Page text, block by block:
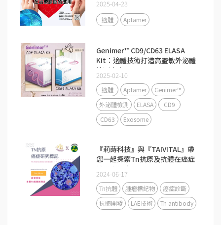
2025-04-23
適體 Aptamer
Genimer™ CD9/CD63 ELASA
Kit：適體技術打造高靈敏外泌體
檢測方案
2025-02-10
適體 Aptamer
Genimer™
外泌體檢測
ELASA
CD9
CD63
Exosome
『莉蒔科技』與『TAIVITAL』帶
您一起探索Tn抗原及抗體在癌症
診斷中的應用
2024-06-17
Tn抗體 腫瘤標記物
癌症診斷
抗體開發
LAE技術 Tn antibody